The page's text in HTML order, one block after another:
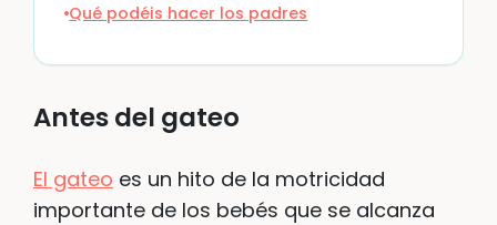
Qué podéis hacer los padres
Antes del gateo
El gateo es un hito de la motricidad
importante de los bebés que se alcanza